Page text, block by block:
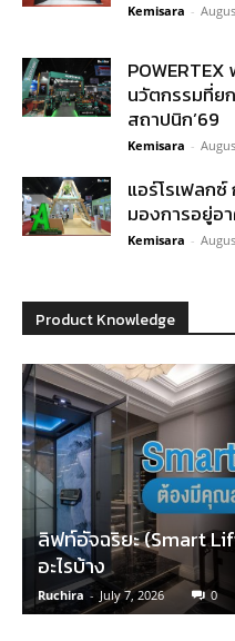
Kemisara -
นวัตกรรมที่ย
สถาปนิก’69
Kemisara -
แอร์โรเฟลก
มองการอยู่อ
Kemisara -
Product Knowledge
ลิฟท์อัจฉริยะ (Smart
อะไรบ้าง
Ruchira - July 7, 2026 0